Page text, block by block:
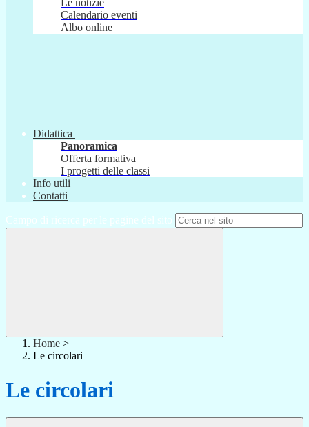
Le notizie
Calendario eventi
Albo online
Didattica
Panoramica
Offerta formativa
I progetti delle classi
Info utili
Contatti
Campo di ricerca per le pagine del sito
Home >
Le circolari
Le circolari